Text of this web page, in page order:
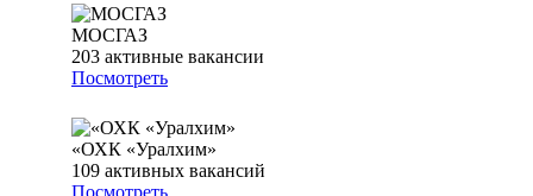
МОСГАЗ
203 активные вакансии
Посмотреть
«ОХК «Уралхим»
109 активных вакансий